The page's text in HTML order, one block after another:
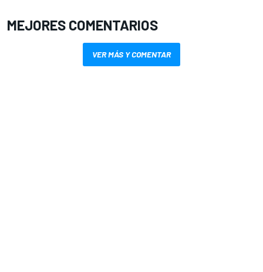
MEJORES COMENTARIOS
VER MÁS Y COMENTAR